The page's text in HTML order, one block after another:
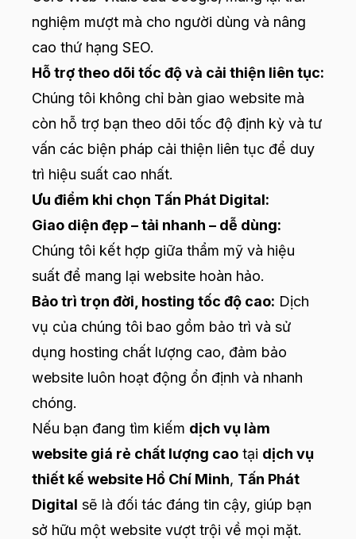
nghiệm mượt mà cho người dùng và nâng
cao thứ hạng SEO.
Hỗ trợ theo dõi tốc độ và cải thiện liên tục:
Chúng tôi không chỉ bàn giao website mà
còn hỗ trợ bạn theo dõi tốc độ định kỳ và tư
vấn các biện pháp cải thiện liên tục để duy
trì hiệu suất cao nhất.
Ưu điểm khi chọn Tấn Phát Digital:
Giao diện đẹp – tải nhanh – dễ dùng:
Chúng tôi kết hợp giữa thẩm mỹ và hiệu
suất để mang lại website hoàn hảo.
Bảo trì trọn đời, hosting tốc độ cao: Dịch
vụ của chúng tôi bao gồm bảo trì và sử
dụng hosting chất lượng cao, đảm bảo
website luôn hoạt động ổn định và nhanh
chóng.
Nếu bạn đang tìm kiếm dịch vụ làm
website giá rẻ chất lượng cao tại dịch vụ
thiết kế website Hồ Chí Minh, Tấn Phát
Digital sẽ là đối tác đáng tin cậy, giúp bạn
sở hữu một website vượt trội về mọi mặt.